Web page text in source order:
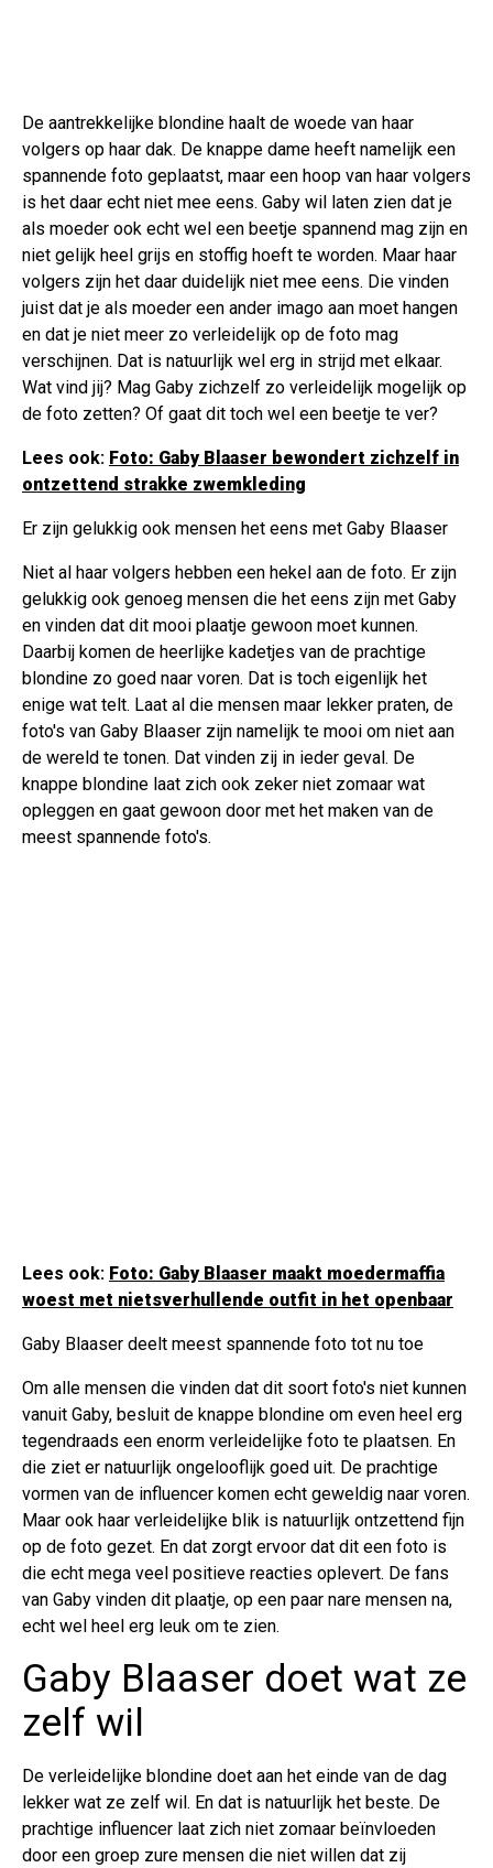
De aantrekkelijke blondine haalt de woede van haar
volgers op haar dak. De knappe dame heeft namelijk een
spannende foto geplaatst, maar een hoop van haar volgers
is het daar echt niet mee eens. Gaby wil laten zien dat je
als moeder ook echt wel een beetje spannend mag zijn en
niet gelijk heel grijs en stoffig hoeft te worden. Maar haar
volgers zijn het daar duidelijk niet mee eens. Die vinden
juist dat je als moeder een ander imago aan moet hangen
en dat je niet meer zo verleidelijk op de foto mag
verschijnen. Dat is natuurlijk wel erg in strijd met elkaar.
Wat vind jij? Mag Gaby zichzelf zo verleidelijk mogelijk op
de foto zetten? Of gaat dit toch wel een beetje te ver?
Lees ook: Foto: Gaby Blaaser bewondert zichzelf in
ontzettend strakke zwemkleding
Er zijn gelukkig ook mensen het eens met Gaby Blaaser
Niet al haar volgers hebben een hekel aan de foto. Er zijn
gelukkig ook genoeg mensen die het eens zijn met Gaby
en vinden dat dit mooi plaatje gewoon moet kunnen.
Daarbij komen de heerlijke kadetjes van de prachtige
blondine zo goed naar voren. Dat is toch eigenlijk het
enige wat telt. Laat al die mensen maar lekker praten, de
foto's van Gaby Blaaser zijn namelijk te mooi om niet aan
de wereld te tonen. Dat vinden zij in ieder geval. De
knappe blondine laat zich ook zeker niet zomaar wat
opleggen en gaat gewoon door met het maken van de
meest spannende foto's.
Lees ook: Foto: Gaby Blaaser maakt moedermaffia
woest met nietsverhullende outfit in het openbaar
Gaby Blaaser deelt meest spannende foto tot nu toe
Om alle mensen die vinden dat dit soort foto's niet kunnen
vanuit Gaby, besluit de knappe blondine om even heel erg
tegendraads een enorm verleidelijke foto te plaatsen. En
die ziet er natuurlijk ongelooflijk goed uit. De prachtige
vormen van de influencer komen echt geweldig naar voren.
Maar ook haar verleidelijke blik is natuurlijk ontzettend fijn
op de foto gezet. En dat zorgt ervoor dat dit een foto is
die echt mega veel positieve reacties oplevert. De fans
van Gaby vinden dit plaatje, op een paar nare mensen na,
echt wel heel erg leuk om te zien.
Gaby Blaaser doet wat ze
zelf wil
De verleidelijke blondine doet aan het einde van de dag
lekker wat ze zelf wil. En dat is natuurlijk het beste. De
prachtige influencer laat zich niet zomaar beïnvloeden
door een groep zure mensen die niet willen dat zij